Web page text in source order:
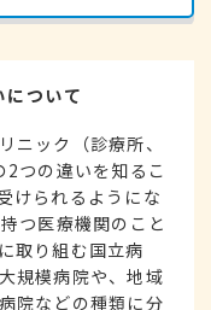
について
ニック（診療所、
つの違いを知るこ
けられるようにな
つ医療機関のこと
取り組む国立病
規模病院や、地域
院などの種類に分